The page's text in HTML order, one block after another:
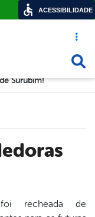
Acesso
Surubim!
recheada de
ACESSIBILIDADE